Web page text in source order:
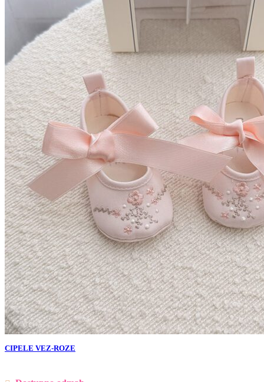
CIPELE VEZ-ROZE